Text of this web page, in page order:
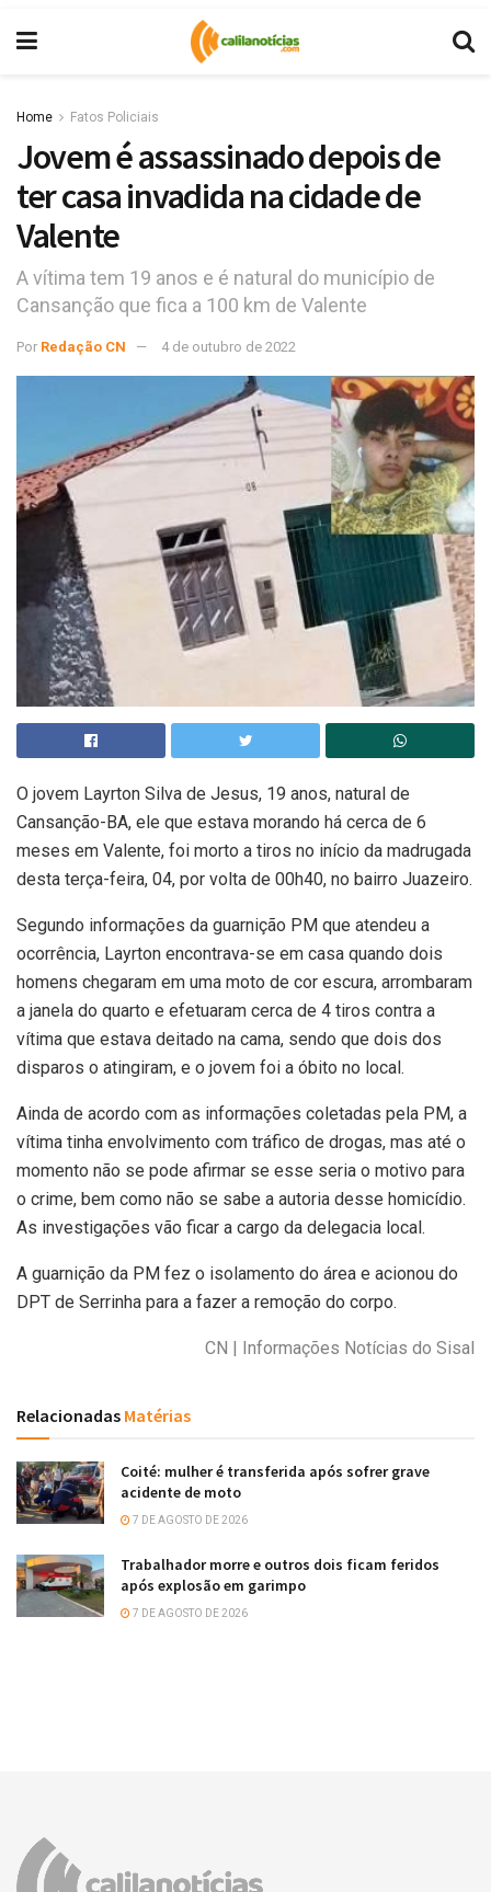
Home Fatos Policiais
Jovem é assassinado depois de
ter casa invadida na cidade de
Valente
A vítima tem 19 anos e é natural do município de
Cansanção que fica a 100 km de Valente
Por Redação CN 4 de outubro de 2022
O jovem Layrton Silva de Jesus, 19 anos, natural de
Cansanção-BA, ele que estava morando há cerca de 6
meses em Valente, foi morto a tiros no início da madrugada
desta terça-feira, 04, por volta de 00h40, no bairro Juazeiro.
Segundo informações da guarnição PM que atendeu a
ocorrência, Layrton encontrava-se em casa quando dois
homens chegaram em uma moto de cor escura, arrombaram
a janela do quarto e efetuaram cerca de 4 tiros contra a
vítima que estava deitado na cama, sendo que dois dos
disparos o atingiram, e o jovem foi a óbito no local.
Ainda de acordo com as informações coletadas pela PM, a
vítima tinha envolvimento com tráfico de drogas, mas até o
momento não se pode afirmar se esse seria o motivo para
o crime, bem como não se sabe a autoria desse homicídio.
As investigações vão ficar a cargo da delegacia local.
A guarnição da PM fez o isolamento do área e acionou do
DPT de Serrinha para a fazer a remoção do corpo.
CN | Informações Notícias do Sisal
Relacionadas Matérias
Coité: mulher é transferida após sofrer grave
acidente de moto
7 DE AGOSTO DE 2026
Trabalhador morre e outros dois ficam feridos
após explosão em garimpo
7 DE AGOSTO DE 2026